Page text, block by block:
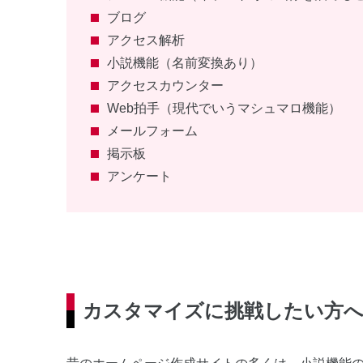
ブログ
アクセス解析
小説機能（名前変換あり）
アクセスカウンター
Web拍手（現代でいうマシュマロ機能）
メールフォーム
掲示板
アンケート
カスタマイズに挑戦したい方へ